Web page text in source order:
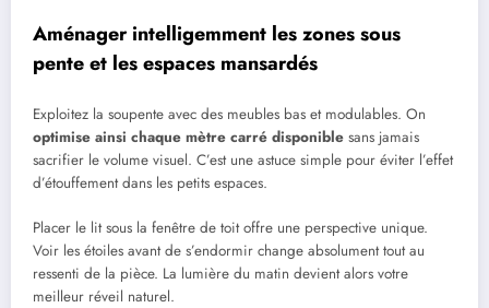
Aménager intelligemment les zones sous
pente et les espaces mansardés
Exploitez la soupente avec des meubles bas et modulables. On
optimise ainsi chaque mètre carré disponible sans jamais
sacrifier le volume visuel. C’est une astuce simple pour éviter l’effet
d’étouffement dans les petits espaces.
Placer le lit sous la fenêtre de toit offre une perspective unique.
Voir les étoiles avant de s’endormir change absolument tout au
ressenti de la pièce. La lumière du matin devient alors votre
meilleur réveil naturel.